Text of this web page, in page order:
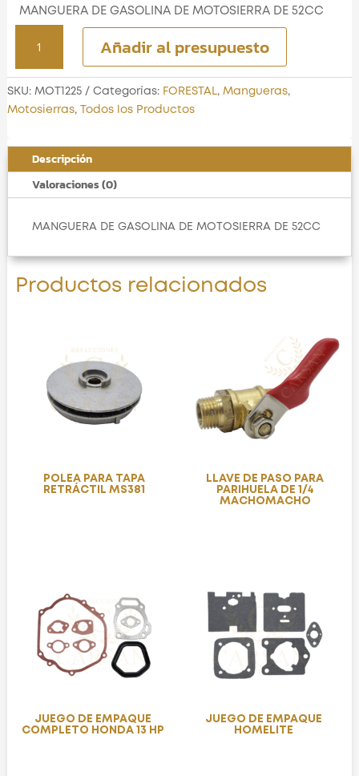
MANGUERA DE GASOLINA DE MOTOSIERRA DE 52CC
GASOLINA
DE
MOTOSIERRA
52CC
cantidad
Añadir al presupuesto
SKU: MOT1225 Categorías: FORESTAL, Mangueras,
Motosierras, Todos los Productos
Descripción
Valoraciones (0)
MANGUERA DE GASOLINA DE MOTOSIERRA DE 52CC
Productos relacionados
POLEA PARA TAPA
RETRÁCTIL MS381
LLAVE DE PASO PARA
PARIHUELA DE 1/4
MACHOMACHO
JUEGO DE EMPAQUE
COMPLETO HONDA 13 HP
JUEGO DE EMPAQUE
HOMELITE